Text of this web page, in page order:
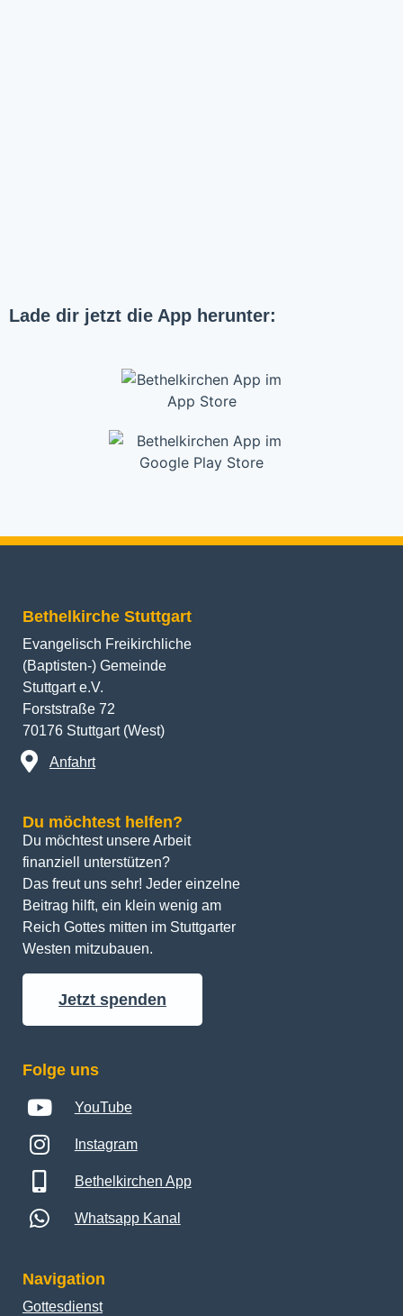
Lade dir jetzt die App herunter:
Bethelkirche Stuttgart
Evangelisch Freikirchliche
(Baptisten-) Gemeinde
Stuttgart e.V.
Forststraße 72
70176 Stuttgart (West)
Anfahrt
Du möchtest helfen?
Du möchtest unsere Arbeit
finanziell unterstützen?
Das freut uns sehr! Jeder einzelne
Beitrag hilft, ein klein wenig am
Reich Gottes mitten im Stuttgarter
Westen mitzubauen.
Jetzt spenden
Folge uns
YouTube
Instagram
Bethelkirchen App
Whatsapp Kanal
Navigation
Gottesdienst